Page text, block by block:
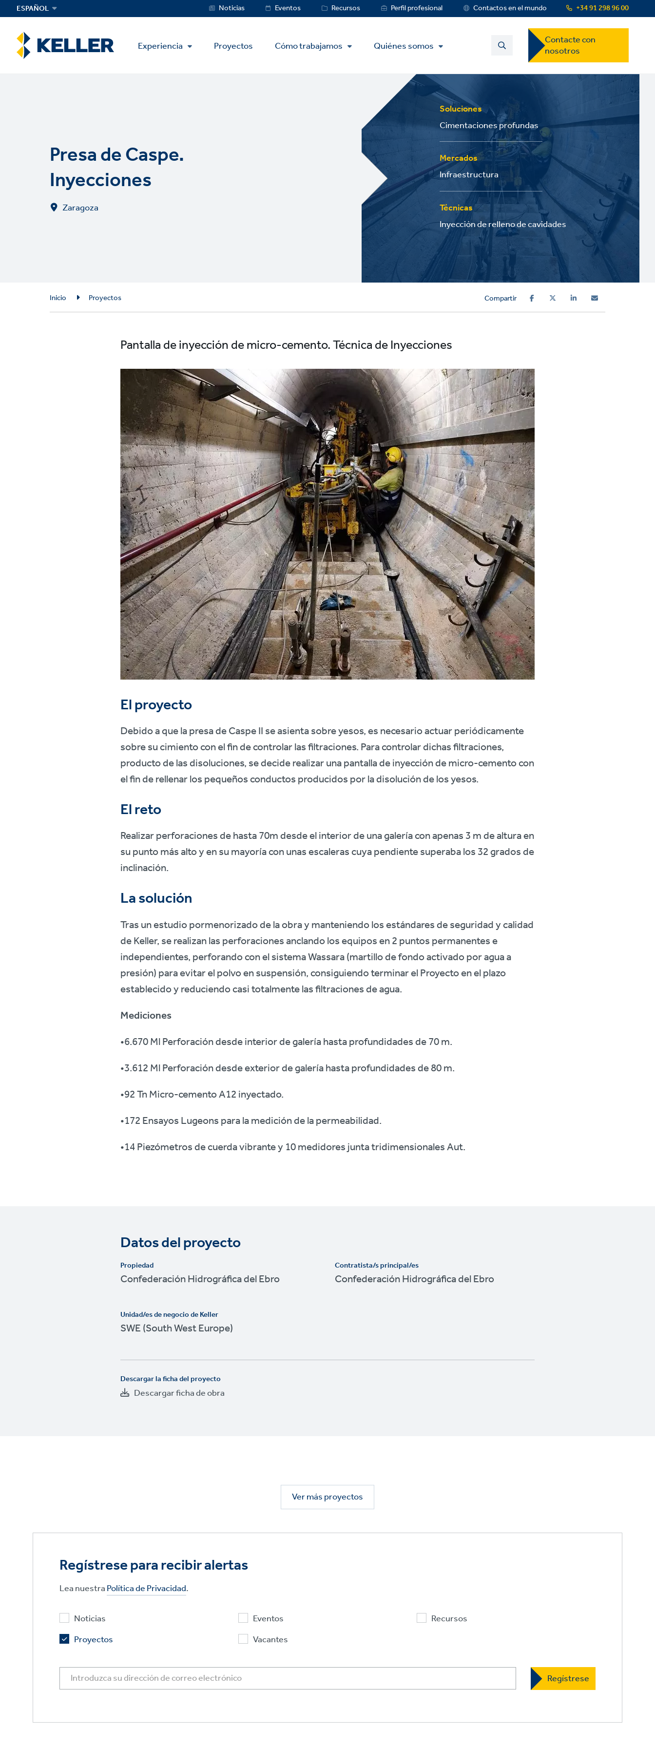
to
content
ESPAÑOL +34 91 298 96 00
Service
MenuNoticias Eventos Recursos Perfil profesional Contactos en el mundo
Main
Menu
Experiencia Proyectos Cómo trabajamos Quiénes somos
Contact
US
Dropdown
Menu
Contacte con
nosotros
Presa de Caspe.
Inyecciones
Zaragoza
Soluciones
Cimentaciones profundas
Mercados
Infraestructura
Técnicas
Inyección de relleno de cavidades
Breadcrumb
Inicio Proyectos Compartir
Pantalla de inyección de micro-cemento. Técnica de Inyecciones
El proyecto
Debido a que la presa de Caspe II se asienta sobre yesos, es necesario actuar periódicamente
sobre su cimiento con el fin de controlar las filtraciones. Para controlar dichas filtraciones,
producto de las disoluciones, se decide realizar una pantalla de inyección de micro-cemento con
el fin de rellenar los pequeños conductos producidos por la disolución de los yesos.
El reto
Realizar perforaciones de hasta 70m desde el interior de una galería con apenas 3 m de altura en
su punto más alto y en su mayoría con unas escaleras cuya pendiente superaba los 32 grados de
inclinación.
La solución
Tras un estudio pormenorizado de la obra y manteniendo los estándares de seguridad y calidad
de Keller, se realizan las perforaciones anclando los equipos en 2 puntos permanentes e
independientes, perforando con el sistema Wassara (martillo de fondo activado por agua a
presión) para evitar el polvo en suspensión, consiguiendo terminar el Proyecto en el plazo
establecido y reduciendo casi totalmente las filtraciones de agua.
Mediciones
•6.670 Ml Perforación desde interior de galería hasta profundidades de 70 m.
•3.612 Ml Perforación desde exterior de galería hasta profundidades de 80 m.
•92 Tn Micro-cemento A12 inyectado.
•172 Ensayos Lugeons para la medición de la permeabilidad.
•14 Piezómetros de cuerda vibrante y 10 medidores junta tridimensionales Aut.
Datos del proyecto
Propiedad
Confederación Hidrográfica del Ebro
Unidad/es de negocio de Keller
SWE (South West Europe)
Contratista/s principal/es
Confederación Hidrográfica del Ebro
Descargar la ficha del proyecto
Descargar ficha de obra
Ver más proyectos
Regístrese para recibir alertas
Lea nuestraPolítica de Privacidad.
Noticias
Eventos
Recursos
Proyectos
Vacantes